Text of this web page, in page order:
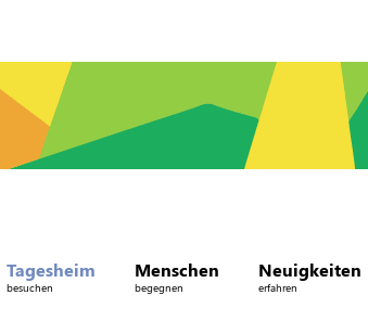
Tagesheim
besuchen
Menschen
begegnen
Neuigkeiten
erfahren